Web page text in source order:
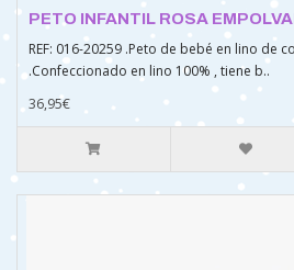
PETO INFANTIL ROSA
REF: 016-20259 .Peto de bebé en lino de
.Confeccionado en lino 100% , tiene b..
36,95€